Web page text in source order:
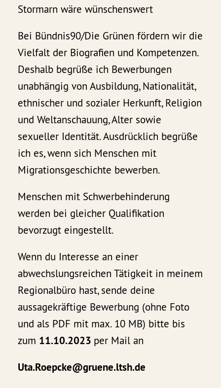
Stormarn wäre wünschenswert
Bei Bündnis90/Die Grünen fördern wir die
Vielfalt der Biografien und Kompetenzen.
Deshalb begrüße ich Bewerbungen
unabhängig von Ausbildung, Nationalität,
ethnischer und sozialer Herkunft, Religion
und Weltanschauung, Alter sowie
sexueller Identität. Ausdrücklich begrüße
ich es, wenn sich Menschen mit
Migrationsgeschichte bewerben.
Menschen mit Schwerbehinderung
werden bei gleicher Qualifikation
bevorzugt eingestellt.
Wenn du Interesse an einer
abwechslungsreichen Tätigkeit in meinem
Regionalbüro hast, sende deine
aussagekräftige Bewerbung (ohne Foto
und als PDF mit max. 10 MB) bitte bis
zum 11.10.2023 per Mail an
Uta.Roepcke@gruene.ltsh.de